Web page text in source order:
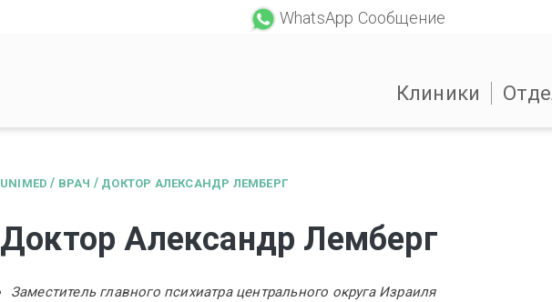
WhatsApp Сообщение
Клиники
UNIMED / ВРАЧ / ДОКТОР АЛЕКСАНДР ЛЕМБЕРГ
Доктор Александр Лемберг
Заместитель главного психиатра центрального округа Израиля